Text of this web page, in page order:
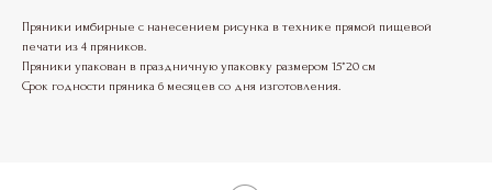
Пряники имбирные с нанесением рисунка в технике прямой пищевой
печати из 4 пряников.
Пряники упакован в праздничную упаковку размером 15*20 см
Срок годности пряника 6 месяцев со дня изготовления.